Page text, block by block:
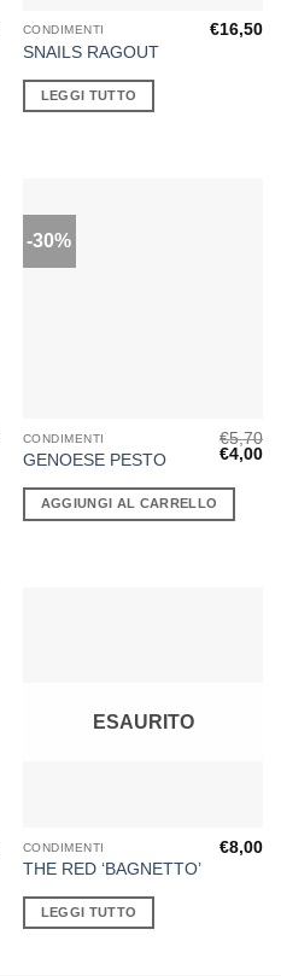
CONDIMENTI
SNAILS RAGOUT
€16,50
LEGGI TUTTO
-30%
CONDIMENTI
GENOESE PESTO
€5,70
Il
€5,70.
€4,00Il
AGGIUNGI AL CARRELLO
ESAURITO
CONDIMENTI
THE RED ‘BAGNETTO’
€8,00
LEGGI TUTTO